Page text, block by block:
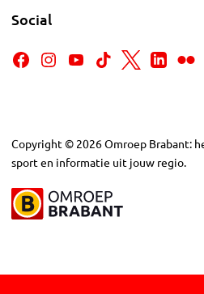
Social
Copyright © 2026Omroep Brabant:
sport en informatie uit jouw regio.